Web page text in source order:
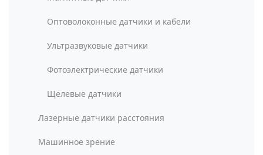
Оптоволоконные датчики и кабели
Ультразвуковые датчики
Фотоэлектрические датчики
Щелевые датчики
Лазерные датчики расстояния
Машинное зрение